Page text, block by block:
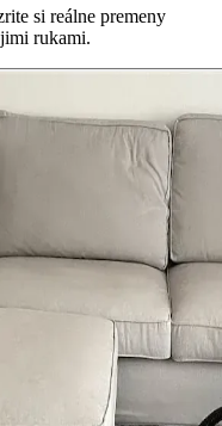
si reálne premeny
rukami.